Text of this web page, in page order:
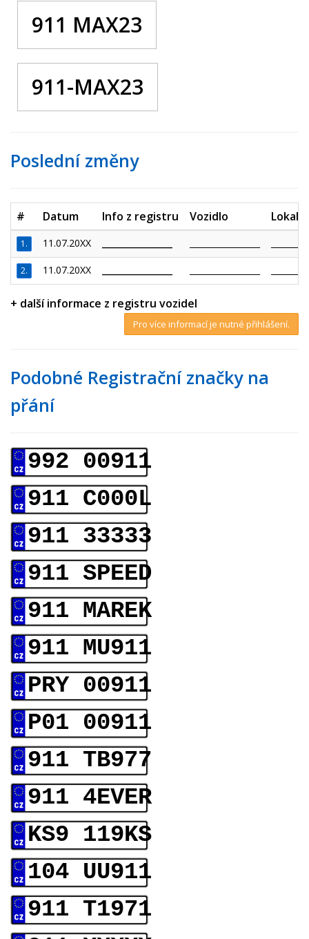
911 MAX23
911-MAX23
Poslední změny
# Datum Info z registru Vozidlo
1. 11.07.20XX
2. 11.07.20XX
+ další informace z registru vozidel
Pro více informací je nutné přihlášení.
Podobné Registrační značky na
přání
992 00911
911 C000L
911 33333
911 SPEED
911 MAREK
911 MU911
PRY 00911
P01 00911
911 TB977
911 4EVER
KS9 119KS
104 UU911
911 T1971